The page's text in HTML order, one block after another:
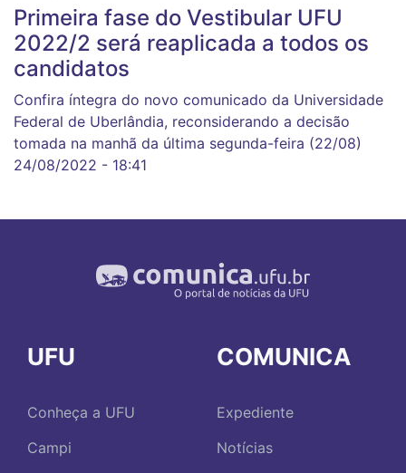
Primeira fase do Vestibular UFU
2022/2 será reaplicada a todos os
candidatos
Confira íntegra do novo comunicado da Universidade
Federal de Uberlândia, reconsiderando a decisão
tomada na manhã da última segunda-feira (22/08)
24/08/2022 - 18:41
UFU
Conheça a UFU
Campi
COMUNICA
Expediente
Notícias